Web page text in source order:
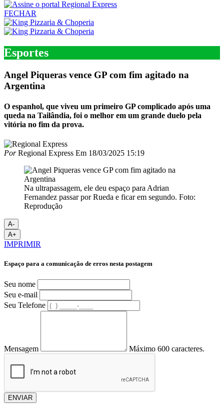
FECHAR
Esportes
Angel Piqueras vence GP com fim agitado na
Argentina
O espanhol, que viveu um primeiro GP complicado após uma
queda na Tailândia, foi o melhor em um grande duelo pela
vitória no fim da prova.
PorRegional Express Em 18/03/2025 15:19
Na ultrapassagem, ele deu espaço para Adrian
Fernandez passar por Rueda e ficar em segundo. Foto:
Reprodução
A-
A+
IMPRIMIR
Espaço para a comunicação de erros nesta postagem
Seu nome
Seu e-mail
Seu Telefone
Mensagem Máximo 600 caracteres.
ENVIAR